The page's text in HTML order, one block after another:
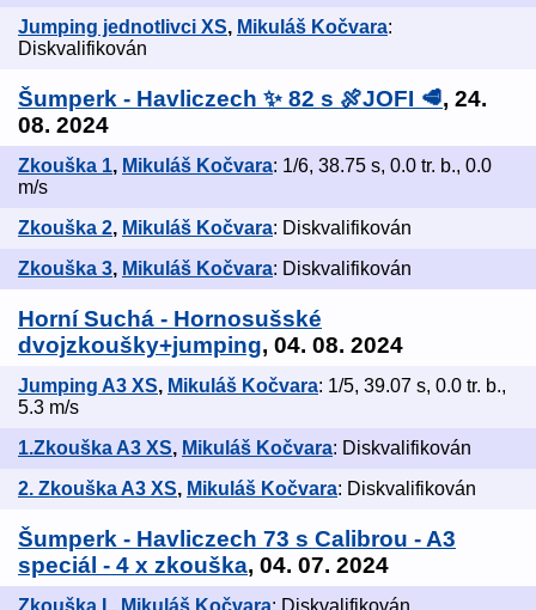
Jumping jednotlivci XS, Mikuláš Kočvara:
Diskvalifikován
Šumperk - Havliczech ✨ 82 s 🍖JOFI 🥩, 24.
08. 2024
Zkouška 1, Mikuláš Kočvara: 1/6, 38.75 s, 0.0 tr. b., 0.0
m/s
Zkouška 2, Mikuláš Kočvara: Diskvalifikován
Zkouška 3, Mikuláš Kočvara: Diskvalifikován
Horní Suchá - Hornosušské
dvojzkoušky+jumping, 04. 08. 2024
Jumping A3 XS, Mikuláš Kočvara: 1/5, 39.07 s, 0.0 tr. b.,
5.3 m/s
1.Zkouška A3 XS, Mikuláš Kočvara: Diskvalifikován
2. Zkouška A3 XS, Mikuláš Kočvara: Diskvalifikován
Šumperk - Havliczech 73 s Calibrou - A3
speciál - 4 x zkouška, 04. 07. 2024